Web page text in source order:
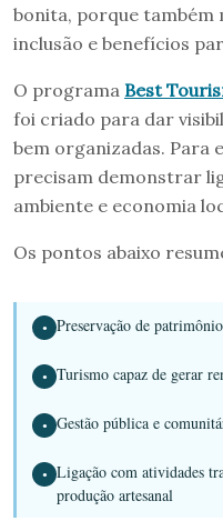
bonita, porque também
inclusão e benefícios
O programa Best
foi criado para dar
bem organizadas. Para
precisam demonstrar
ambiente e economia
Os pontos abaixo
● Preservação de
● Turismo capaz de gerar
● Gestão pública e
●
Ligação com atividades
produção artesanal